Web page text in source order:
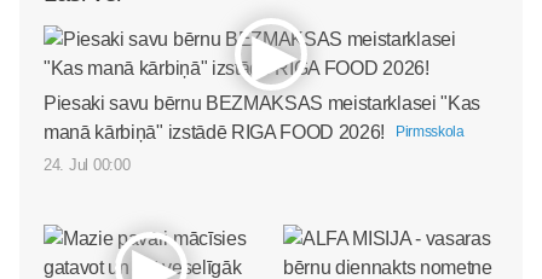
Piesaki savu bērnu BEZMAKSAS meistarklasei "Kas
manā kārbiņā" izstādē RIGA FOOD 2026!
Pirmsskola
24. Jul 00:00